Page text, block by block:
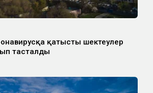
қатысты шектеулер
тасталды